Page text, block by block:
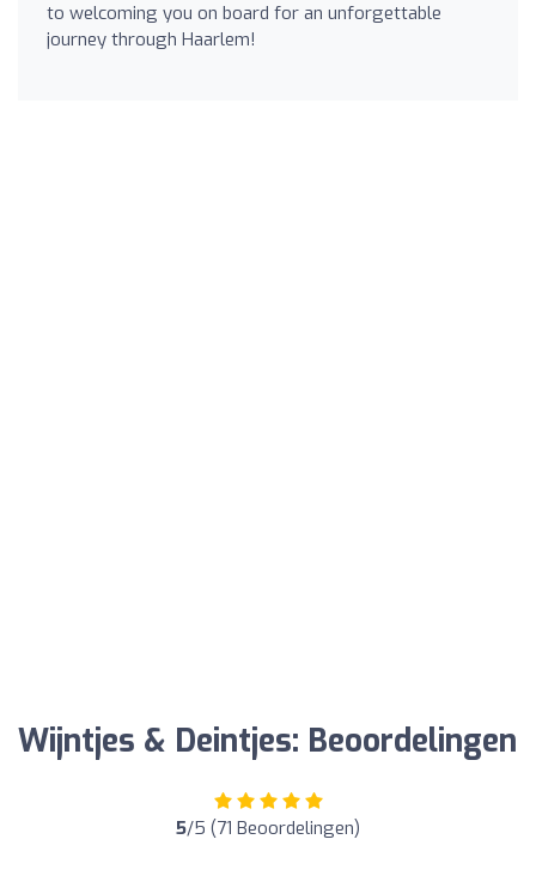
to welcoming you on board for an unforgettable
journey through Haarlem!
Wijntjes & Deintjes: Beoordelingen
5/5 (71 Beoordelingen)